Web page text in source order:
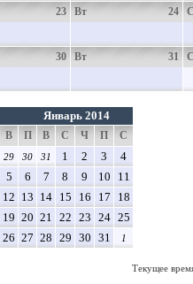
23 24
Вт
30 31
Вт
Январь 2014
В П В С Ч П
С
29 30 31 1 2 3 4
5 6 7 8 9 10 11
12 13 14 15 16 17 18
19 20 21 22 23 24 25
26 27 28 29 30 31 1
Текущее